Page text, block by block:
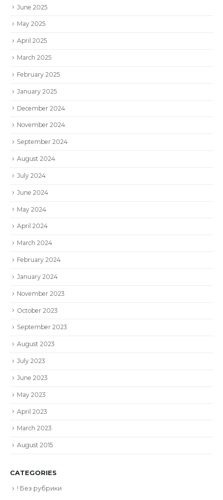
June 2025
May 2025
April 2025
March 2025
February 2025
January 2025
December 2024
November 2024
September 2024
August 2024
July 2024
June 2024
May 2024
April 2024
March 2024
February 2024
January 2024
November 2023
October 2023
September 2023
August 2023
July 2023
June 2023
May 2023
April 2023
March 2023
August 2015
CATEGORIES
! Без рубрики